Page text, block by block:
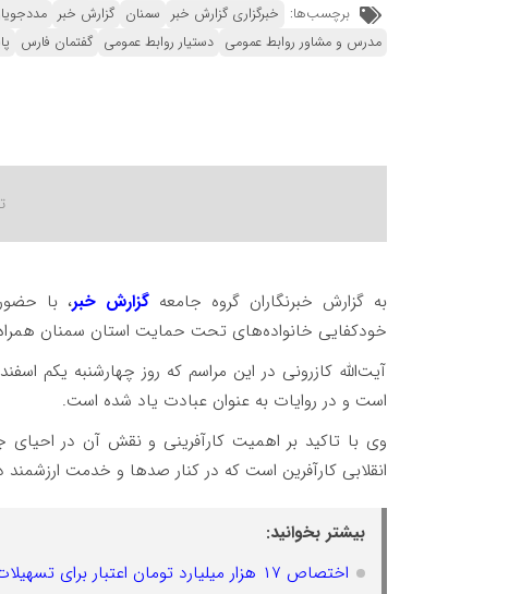
برچسب‌ها: خبرگزاری گزارش خبر سمنان گزارش خبر
مدرس و مشاور روابط عمومی دستیار روابط عمومی گفتمان فارس
به گزارش خبرنگاران گروه جامعهگزارش خبر، با
خودکفایی خانواده‌های تحت حمایت استان سمنان همراه
آیت‌الله کازرونی در این مراسم که روز چهارشنبه یکم
است و در روایات به عنوان عبادت یاد شده است.
وی با تاکید بر اهمیت کارآفرینی و نقش آن در احیای
انقلابی کارآفرین است که در کنار صدها و خدمت
بیشتر بخوانید:
اختصاص ۱۷ هزار میلیارد تومان اعتبار برای تسهیلات ودیعه مسکن مددجویان مستاجر